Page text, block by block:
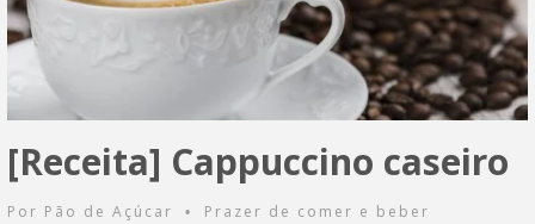
[Receita] Cappuccino caseiro
Por Pão de Açúcar • Prazer de comer e beber